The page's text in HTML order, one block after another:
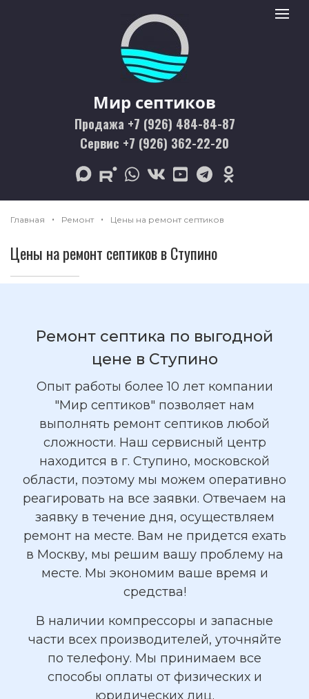
Мир септиков logo
Мир септиков
Продажа +7 (926) 484-84-87
Сервис +7 (926) 362-22-20
max rutubewhatsapp
vk youtubetelegramodnoklassniki
Toggle
Главная Ремонт Цены на ремонт септиков
Цены на ремонт септиков в Ступино
Ремонт септика по выгодной
цене в Ступино
Опыт работы более 10 лет компании
"Мир септиков" позволяет нам
выполнять ремонт септиков любой
сложности. Наш сервисный центр
находится в г. Ступино, московской
области, поэтому мы можем оперативно
реагировать на все заявки. Отвечаем на
заявку в течение дня, осуществляем
ремонт на месте. Вам не придется ехать
в Москву, мы решим вашу проблему на
месте. Мы экономим ваше время и
средства!
В наличии компрессоры и запасные
части всех производителей, уточняйте
по телефону. Мы принимаем все
способы оплаты от физических и
юридических лиц.